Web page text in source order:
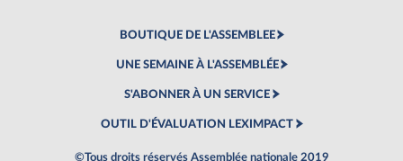
BOUTIQUE DE L'ASSEMBLEE
UNE SEMAINE À L'ASSEMBLÉE
S'ABONNER À UN SERVICE
OUTIL D'ÉVALUATION LEXIMPACT
©Tous droits réservés Assemblée nationale 2019